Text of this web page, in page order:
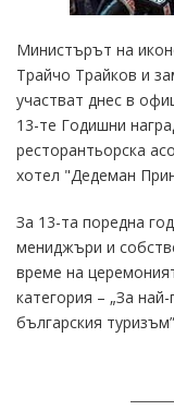
Министърът на
Трайчо Трайков и
участват днес в
13-те Годишни
ресторантьорска
хотел "Дедеман
За 13-та поредна
мениджъри и
време на
категория – „За
българския